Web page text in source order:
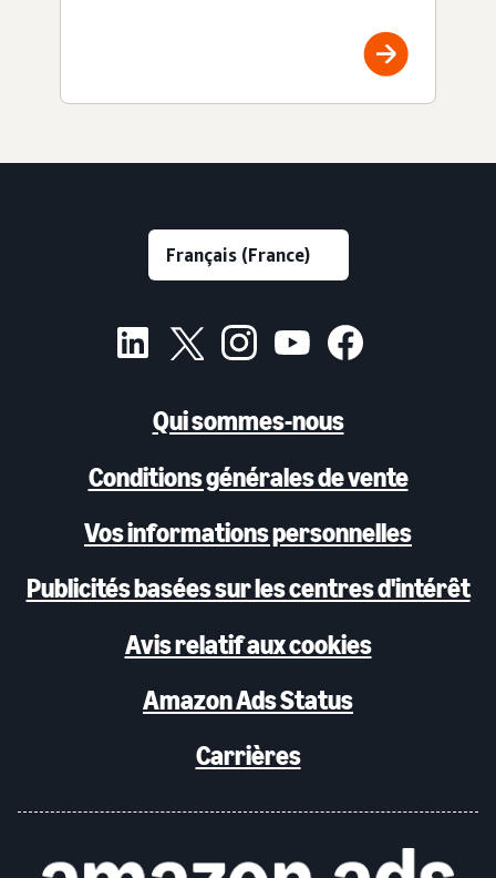
Qui sommes-nous
Conditions générales de vente
Vos informations personnelles
Publicités basées sur les centres d'intérêt
Avis relatif aux cookies
Amazon Ads Status
Carrières